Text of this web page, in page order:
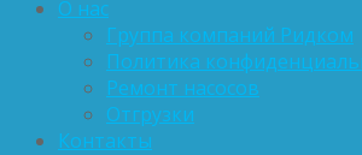
О нас
Группа компаний Ридком
Политика
Ремонт насосов
Отгрузки
Контакты